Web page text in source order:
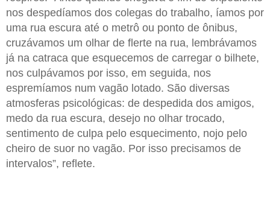
nos despedíamos dos colegas do trabalho, íamos por
uma rua escura até o metrô ou ponto de ônibus,
cruzávamos um olhar de flerte na rua, lembrávamos
já na catraca que esquecemos de carregar o bilhete,
nos culpávamos por isso, em seguida, nos
espremíamos num vagão lotado. São diversas
atmosferas psicológicas: de despedida dos amigos,
medo da rua escura, desejo no olhar trocado,
sentimento de culpa pelo esquecimento, nojo pelo
cheiro de suor no vagão. Por isso precisamos de
intervalos”, reflete.